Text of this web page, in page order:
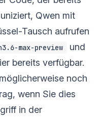
Qwen mit
Tausch aufrufen
max-preview
und
bereits verfügbar.
noch
wenn Sie dies
in der